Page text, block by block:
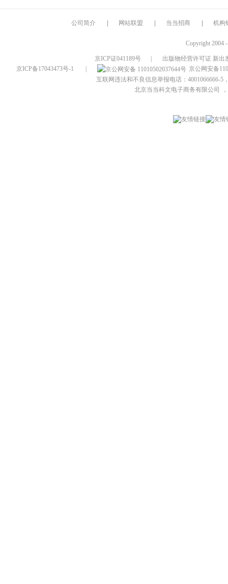
公司简介 网站联盟 当当招商 机构
Copyright 2004
京ICP证041189号
出版物经营许可证 新出
京ICP备17043473号-1
京公网安备
互联网违法和不良信息举报电话：4001066666-5
北京当当科文电子商务有限公司